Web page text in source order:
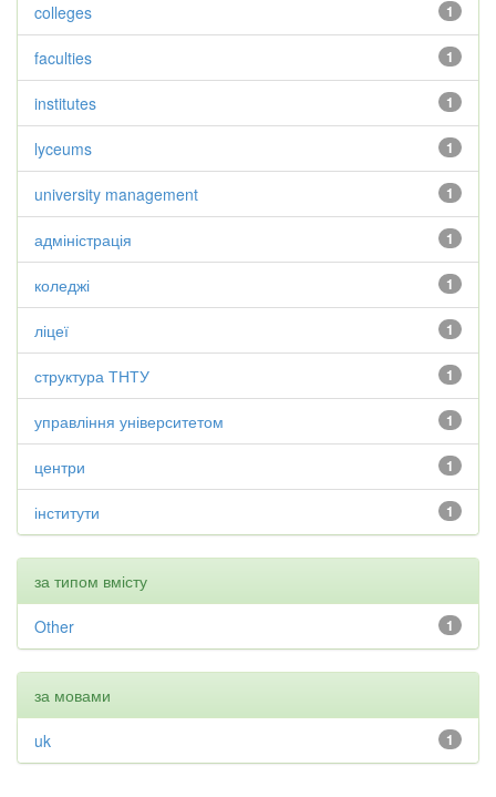
1
colleges
1
faculties
1
institutes
1
lyceums
1
university management
1
адміністрація
1
коледжі
1
ліцеї
1
структура ТНТУ
1
управління університетом
1
центри
1
інститути
за типом вмісту
1
Other
за мовами
1
uk